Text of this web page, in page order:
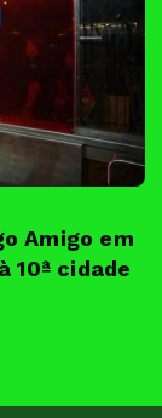
Amigo em
10ª cidade